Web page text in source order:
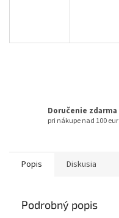
Doručenie zdarma
pri nákupe nad 100 eur
Popis Diskusia
Podrobný popis